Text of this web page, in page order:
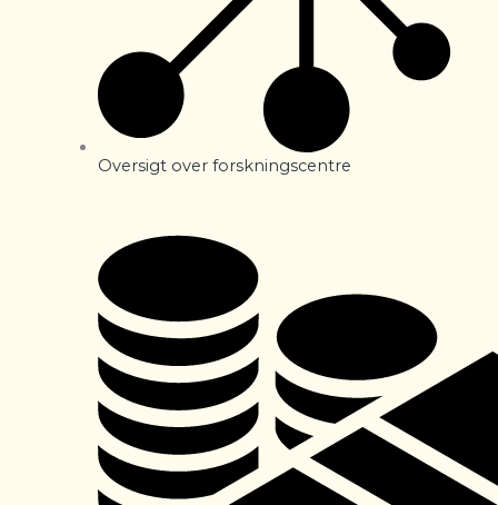
Oversigt over forskningscentre